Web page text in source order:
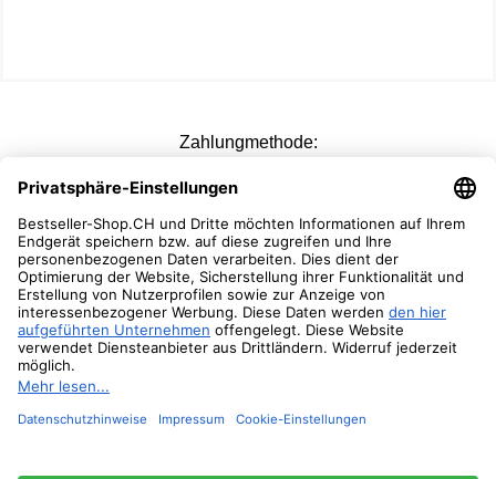
Zahlungmethode:
Versandoptionen:
Folgen Sie Uns: